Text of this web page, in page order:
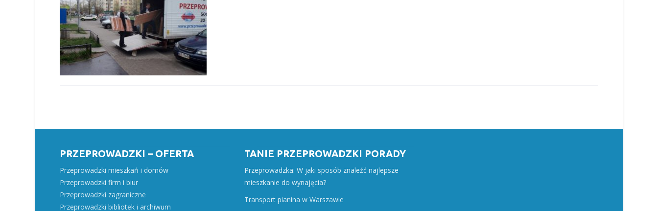
PRZEPROWADZKI – OFERTA
Przeprowadzki mieszkań i domów
Przeprowadzki firm i biur
Przeprowadzki zagraniczne
Przeprowadzki bibliotek i archiwum
TANIE PRZEPROWADZKI PORADY
Przeprowadzka: W jaki sposób znaleźć najlepsze
mieszkanie do wynajęcia?
Transport pianina w Warszawie